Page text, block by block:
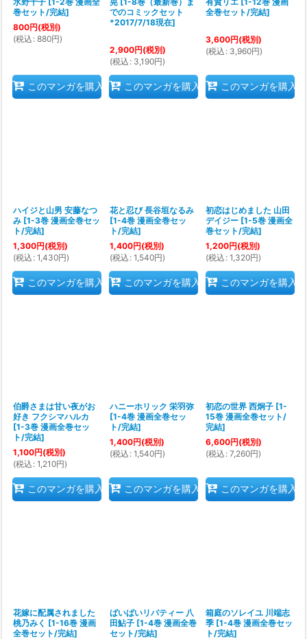
巻セット/完結]
800円(税別)
(税込 : 880円)
このマンガを購入
でのコミックセット
*2017/7/18現在]
2,900円(税別)
(税込 : 3,190円)
このマンガを購入
全巻セット/完結]
3,600円(税別)
(税込 : 3,960円)
このマンガを購入
ハイジと山男 安藤なつ
み [1-3巻 漫画全巻セッ
ト/完結]
1,300円(税別)
(税込 : 1,430円)
このマンガを購入
花と忍び 長谷垣なるみ
[1-4巻 漫画全巻セッ
ト/完結]
1,400円(税別)
(税込 : 1,540円)
このマンガを購入
初恋はじめました 山田
デイジー [1-5巻 漫画全
巻セット/完結]
1,200円(税別)
(税込 : 1,320円)
このマンガを購入
伯爵さまは甘い夜がお
好き フクシマハルカ
[1-3巻 漫画全巻セッ
ト/完結]
1,100円(税別)
(税込 : 1,210円)
このマンガを購入
ハニーホリック 栄羽弥
[1-4巻 漫画全巻セッ
ト/完結]
1,400円(税別)
(税込 : 1,540円)
このマンガを購入
初恋の世界 西炯子 [1-
15巻 漫画全巻セット/
完結]
6,600円(税別)
(税込 : 7,260円)
このマンガを購入
花嫁に配属されました
桃乃みく [1-16巻 漫画
全巻セット/完結]
ばいばいリバティー 八
田鮎子 [1-4巻 漫画全巻
セット/完結]
箱庭のソレイユ 川端志
季 [1-4巻 漫画全巻セッ
ト/完結]